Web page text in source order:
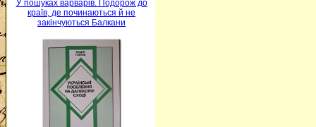
У пошуках варварів. Подорож до
країв, де починаються й не
закінчуються Балкани